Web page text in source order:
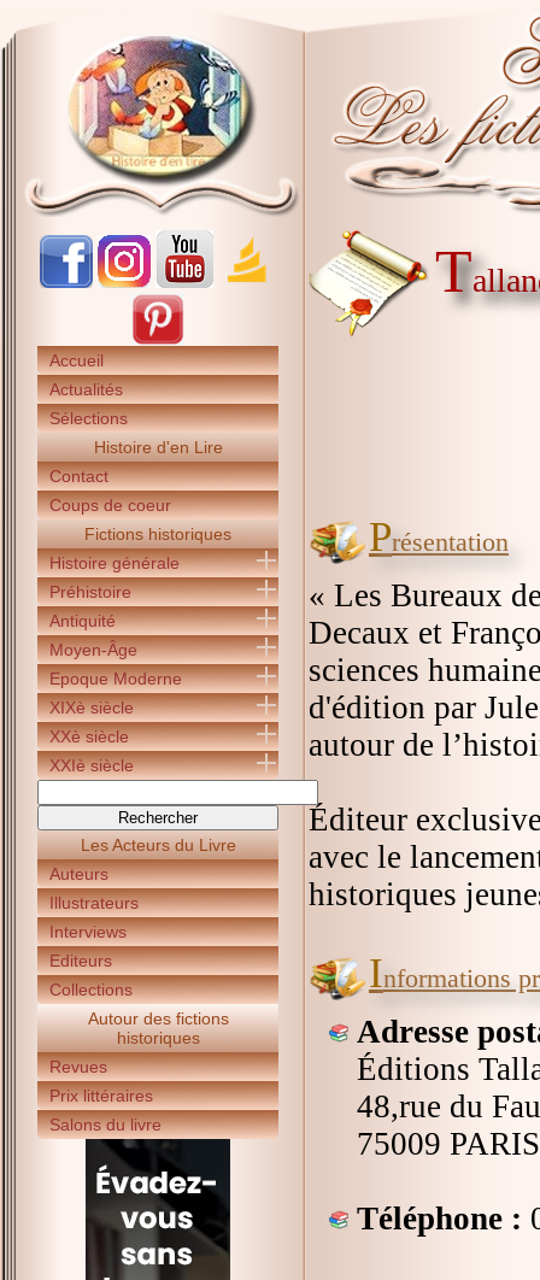
Accueil
Actualités
Sélections
Histoire d'en Lire
Contact
Coups de coeur
Fictions historiques
Histoire générale
Préhistoire
Antiquité
Moyen-Âge
Epoque Moderne
XIXè siècle
XXè siècle
XXIè siècle
Les Acteurs du Livre
Auteurs
Illustrateurs
Interviews
Editeurs
Collections
Autour des fictions
historiques
Revues
Prix littéraires
Salons du livre
T
Présentation
« Les Bureaux
Decaux et
sciences
d'édition par
autour de
Éditeur
avec le
historiques
Informations
Adresse
Éditions
48,rue du
75009 PARIS
Téléphone :